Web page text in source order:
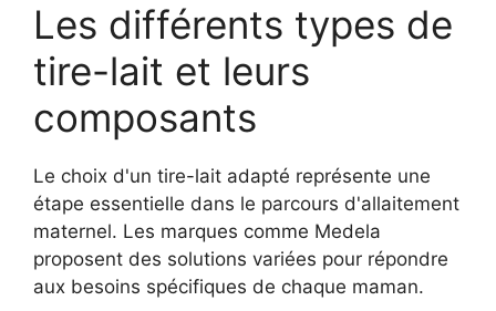
Les différents types de
tire-lait et leurs
composants
Le choix d'un tire-lait adapté représente une
étape essentielle dans le parcours d'allaitement
maternel. Les marques comme Medela
proposent des solutions variées pour répondre
aux besoins spécifiques de chaque maman.